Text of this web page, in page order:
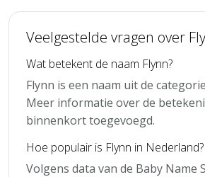
Veelgestelde vragen over
Wat betekent de naam Flynn?
Flynn is een naam uit de
Meer informatie over de
binnenkort toegevoegd.
Hoe populair is Flynn in Nederland?
Volgens data van de Baby Name